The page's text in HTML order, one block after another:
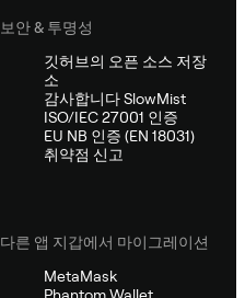
보안 & 투명성
깃허브의 오픈 소스 저장
소
감사합니다 SlowMist
ISO/IEC 27001 인증
EU NB 인증 (EN 18031)
취약점 신고
다른 앱 지갑에서 마이그레이션
MetaMask
Phantom Wallet